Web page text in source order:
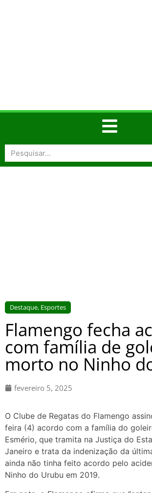
Destaque, Esportes
Flamengo fecha
com família de
morto no Ninho
fevereiro 5, 2025
O Clube de Regatas do Flamengo
feira (4) acordo com a família do
Esmério, que tramita na Justiça do
Janeiro e trata da indenização da
ainda não tinha feito acordo pelo
Ninho do Urubu em 2019.